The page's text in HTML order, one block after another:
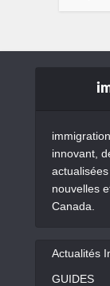
innovant,
nouvelles
Canada.
Actualités
GUIDES